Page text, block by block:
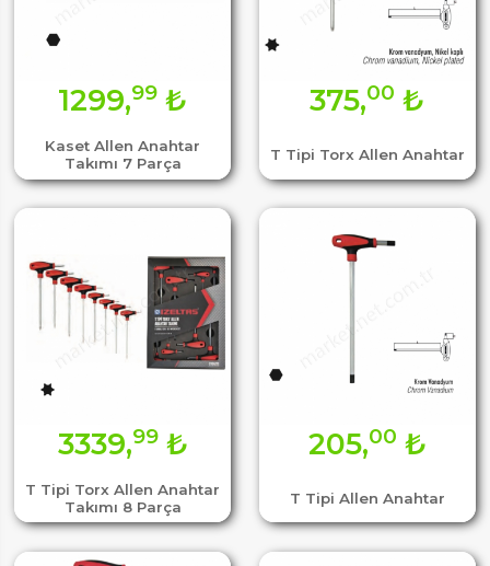
Kaset Allen Anahtar
Takımı 7 Parça
1299,99 ₺
T Tipi Torx Allen Anahtar
375,00 ₺
T Tipi Torx Allen Anahtar
Takımı 8 Parça
3339,99₺
T Tipi Allen Anahtar
205,00 ₺